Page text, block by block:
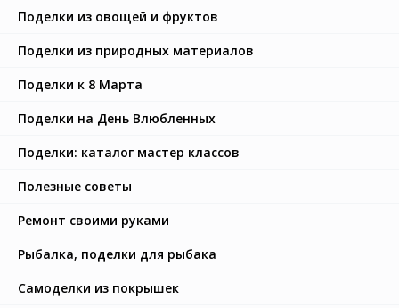
Поделки из овощей и фруктов
Поделки из природных материалов
Поделки к 8 Марта
Поделки на День Влюбленных
Поделки: каталог мастер классов
Полезные советы
Ремонт своими руками
Рыбалка, поделки для рыбака
Самоделки из покрышек